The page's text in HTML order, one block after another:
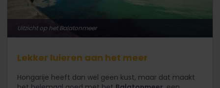
Uitzicht op het Balatonmeer
Lekker luieren aan het meer
Hongarije heeft dan wel geen kust, maar dat maakt